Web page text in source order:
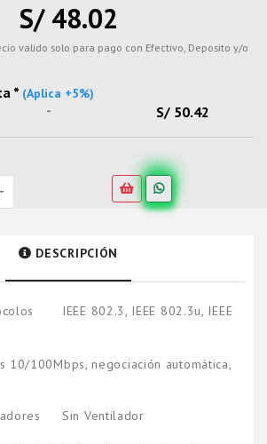
S/ 48.02
valido solo para pago con Efectivo, Deposito y/o
* (Aplica +5%)
- S/ 50.42
DESCRIPCIÓN
IEEE 802.3, IEEE 802.3u, IEEE
10/100Mbps, negociación automática,
Sin Ventilador